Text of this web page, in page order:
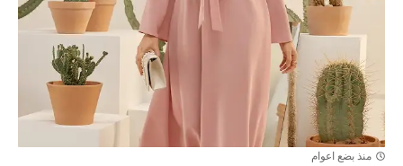
منذ بضع اعوام